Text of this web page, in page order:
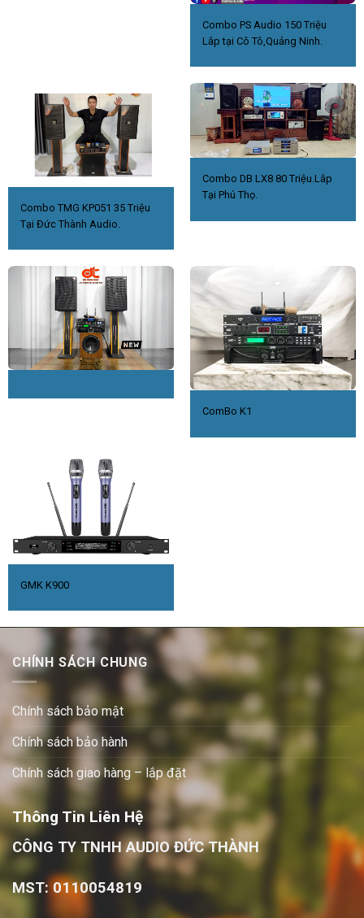
Combo PS Audio 150 Triệu
Lắp tại Cô Tô,Quảng Ninh.
Combo TMG KP051 35 Triệu
Tại Đức Thành Audio.
Combo DB LX8 80 Triệu.Lắp
Tại Phú Thọ.
ComBo K1
GMK K900
CHÍNH SÁCH CHUNG
Chính sách bảo mật
Chính sách bảo hành
Chính sách giao hàng – lắp đặt
Thông Tin Liên Hệ
CÔNG TY TNHH AUDIO ĐỨC THÀNH
MST: 0110054819